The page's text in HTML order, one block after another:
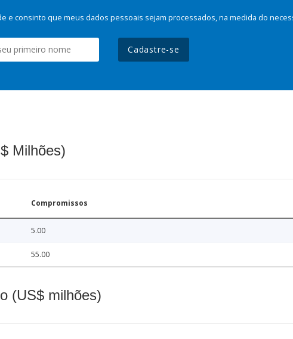
e consinto que meus dados pessoais sejam processados, na medida do
Cadastre-se
Milhões)
Compromissos
5.00
55.00
(US$ milhões)